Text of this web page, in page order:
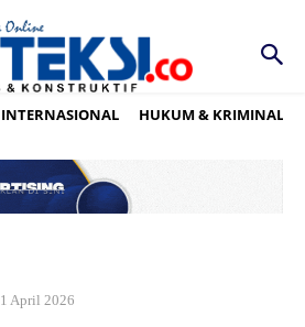
INTERNASIONAL HUKUM & KRIMINAL
1 April 2026